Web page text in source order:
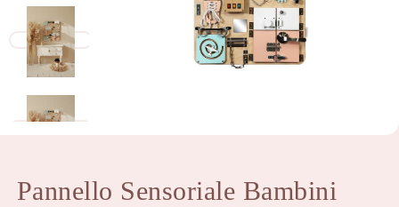
Pannello Sensoriale Bambini